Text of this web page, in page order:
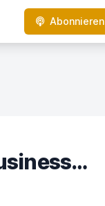
Abonnieren
Strukturiert selbstständig – der Business-Podcast für Soloselbstständige